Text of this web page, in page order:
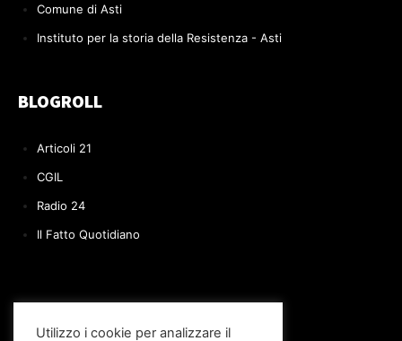
Comune di Asti
Instituto per la storia della Resistenza - Asti
BLOGROLL
Articoli 21
CGIL
Radio 24
Il Fatto Quotidiano
Utilizzo i cookie per analizzare il